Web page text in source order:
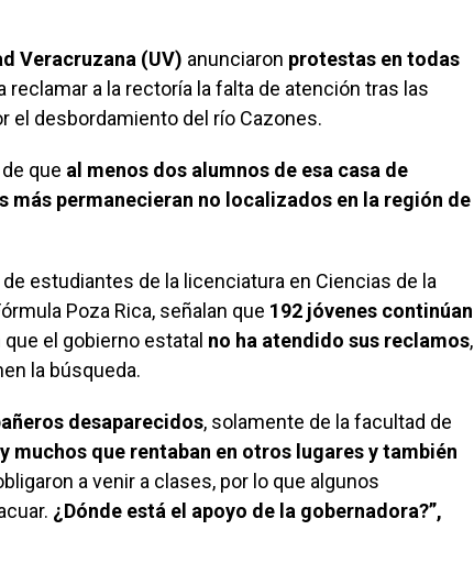
Veracruzana (UV) anunciaron protestas en todas
reclamar a la rectoría la falta de atención tras las
el desbordamiento del río Cazones.
que al menos dos alumnos de esa casa de
más permanecieran no localizados en la región de
estudiantes de la licenciatura en Ciencias de la
Poza Rica, señalan que 192 jóvenes continúan
que el gobierno estatal no ha atendido sus reclamos,
la búsqueda.
desaparecidos, solamente de la facultad de
muchos que rentaban en otros lugares y también
a venir a clases, por lo que algunos
¿Dónde está el apoyo de la gobernadora?”,